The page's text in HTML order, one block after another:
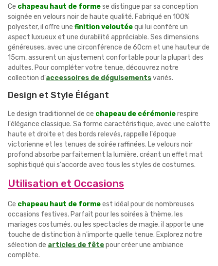
Ce chapeau haut de formese distingue par sa conception
soignée en velours noir de haute qualité. Fabriqué en 100%
polyester, il offre une finition veloutéequi lui confère un
aspect luxueux et une durabilité appréciable. Ses dimensions
généreuses, avec une circonférence de 60cm et une hauteur de
15cm, assurent un ajustement confortable pour la plupart des
adultes. Pour compléter votre tenue, découvrez notre
collection d'accessoires de déguisementsvariés.
Design et Style Élégant
Le design traditionnel de ce chapeau de cérémonierespire
l'élégance classique. Sa forme caractéristique, avec une calotte
haute et droite et des bords relevés, rappelle l'époque
victorienne et les tenues de soirée raffinées. Le velours noir
profond absorbe parfaitement la lumière, créant un effet mat
sophistiqué qui s'accorde avec tous les styles de costumes.
Utilisation et Occasions
Ce chapeau haut de formeest idéal pour de nombreuses
occasions festives. Parfait pour les soirées à thème, les
mariages costumés, ou les spectacles de magie, il apporte une
touche de distinction à n'importe quelle tenue. Explorez notre
sélection de articles de fêtepour créer une ambiance
complète.